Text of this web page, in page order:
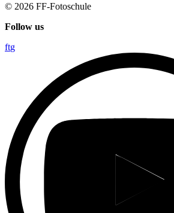
© 2026 FF-Fotoschule
Follow us
ftg